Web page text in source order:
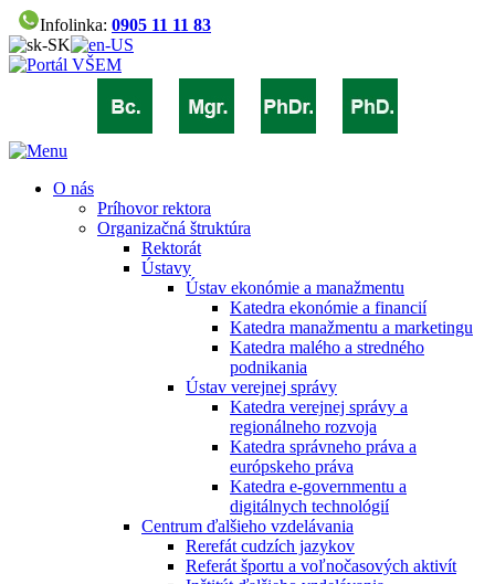
Infolinka: 0905 11 11 83
O nás
Príhovor rektora
Organizačná štruktúra
Rektorát
Ústavy
Ústav ekonómie a manažmentu
Katedra ekonómie a financií
Katedra manažmentu a marketingu
Katedra malého a stredného
podnikania
Ústav verejnej správy
Katedra verejnej správy a
regionálneho rozvoja
Katedra správneho práva a
európskeho práva
Katedra e-governmentu a
digitálnych technológií
Centrum ďalšieho vzdelávania
Rerefát cudzích jazykov
Referát športu a voľnočasových aktivít